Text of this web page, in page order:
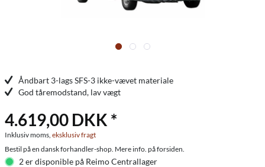
Åndbart 3-lags SFS-3 ikke-vævet materiale
God tåremodstand, lav vægt
4.619,00 DKK *
Inklusiv moms, eksklusiv fragt
Bestil på en dansk forhandler-shop. Mere info. på forsiden.
2 er disponible på Reimo Centrallager